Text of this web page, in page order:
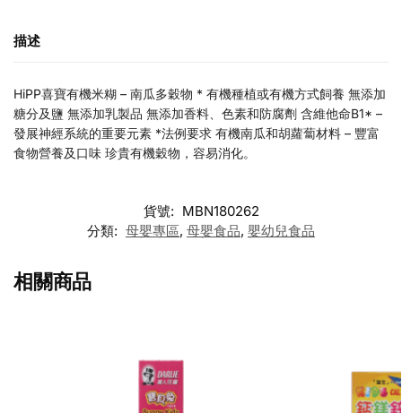
描述
HiPP喜寶有機米糊 – 南瓜多穀物 * 有機種植或有機方式飼養 無添加
糖分及鹽 無添加乳製品 無添加香料、色素和防腐劑 含維他命B1* –
發展神經系統的重要元素 *法例要求 有機南瓜和胡蘿蔔材料 – 豐富
食物營養及口味 珍貴有機穀物，容易消化。
貨號: MBN180262
分類: 母嬰專區, 母嬰食品, 嬰幼兒食品
相關商品